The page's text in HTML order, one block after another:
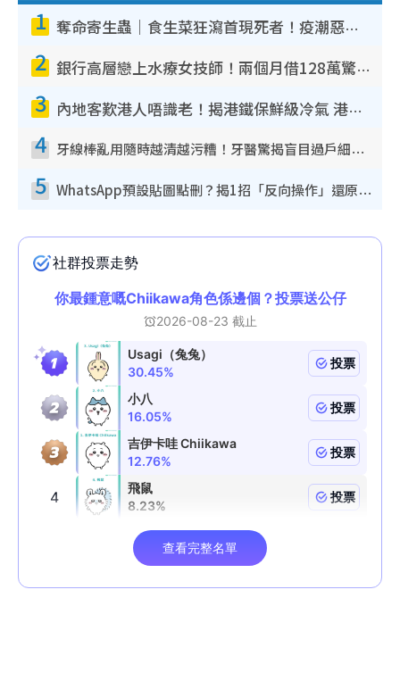
1 奪命寄生蟲｜食生菜狂瀉首現死者！疫潮惡化錄1.8萬宗病例 揭洗菜3大謬誤
2 銀行高層戀上水療女技師！兩個月借128萬驚覺「沉船」沉落火海 揭背後疑似邪教操控賣淫
3 內地客歎港人唔識老！揭港鐵保鮮級冷氣 港人求放過：咪投訴
4 牙線棒亂用隨時越清越污糟！牙醫驚揭盲目過戶細菌恐致蛀牙：呢種先係日常真保養
5 WhatsApp預設貼圖點刪？揭1招「反向操作」還原簡潔介面 附3步實測教學